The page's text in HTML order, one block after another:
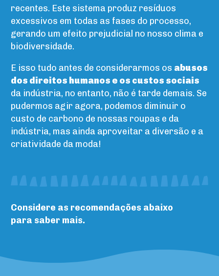
recentes. Este sistema produz resíduos
excessivos em todas as fases do processo,
gerando um efeito prejudicial no nosso clima e
biodiversidade.
E isso tudo antes de considerarmos os abusos
dos direitos humanos e os custos sociais
da indústria, no entanto, não é tarde demais. Se
pudermos agir agora, podemos diminuir o
custo de carbono de nossas roupas e da
indústria, mas ainda aproveitar a diversão e a
criatividade da moda!
Considere as recomendações abaixo
para saber mais.